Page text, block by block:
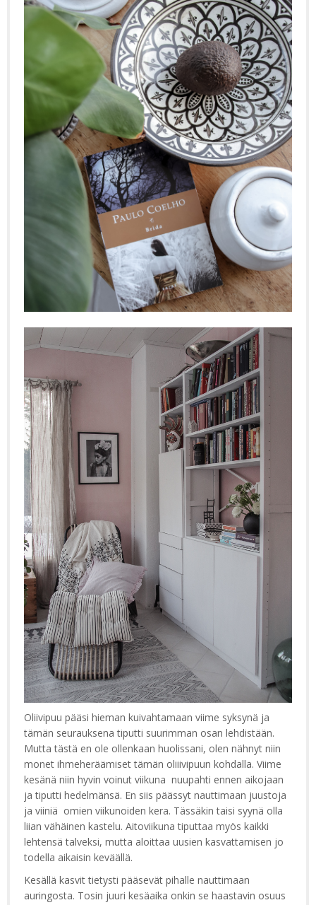
Oliivipuu pääsi hieman kuivahtamaan viime syksynä ja
tämän seurauksena tiputti suurimman osan lehdistään.
Mutta tästä en ole ollenkaan huolissani, olen nähnyt niin
monet ihmeheräämiset tämän oliiivipuun kohdalla. Viime
kesänä niin hyvin voinut viikuna nuupahti ennen aikojaan
ja tiputti hedelmänsä. En siis päässyt nauttimaan juustoja
ja viiniä omien viikunoiden kera. Tässäkin taisi syynä olla
liian vähäinen kastelu. Aitoviikuna tiputtaa myös kaikki
lehtensä talveksi, mutta aloittaa uusien kasvattamisen jo
todella aikaisin keväällä.
Kesällä kasvit tietysti pääsevät pihalle nauttimaan
auringosta. Tosin juuri kesäaika onkin se haastavin osuus